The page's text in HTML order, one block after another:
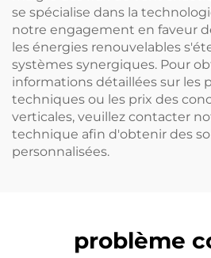
se spécialise dans la
notre engagement en faveur
les énergies renouvelables
systèmes synergiques. Pour
informations détaillées sur les
techniques ou les prix des
verticales, veuillez contacter
technique afin d'obtenir des
personnalisées.
problème